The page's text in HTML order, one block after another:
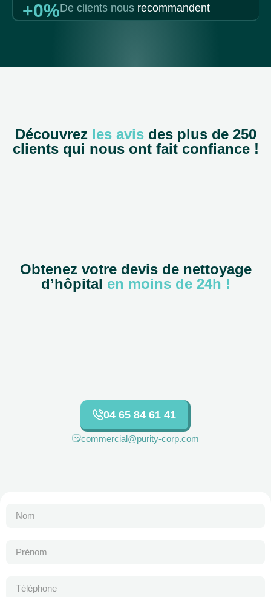
+0%De clients nous recommandent
Découvrez les avisdes plus de 250
clients qui nous ont fait confiance !
Obtenez votre devis de nettoyage
d’hôpital en moins de 24h !
04 65 84 61 41
commercial@purity-corp.com